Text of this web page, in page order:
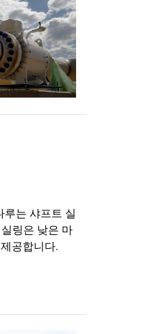
루는 샤프트 실
링은 낮은 마
공합니다.